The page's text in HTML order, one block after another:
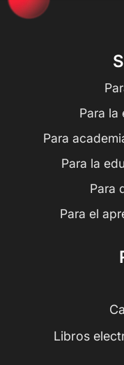
Para la
Para
Para la
Para
Para el
Libros